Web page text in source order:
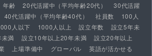
年齢 20代活躍中（平均年齢20代）
30代活躍
40代活躍中（平均年齢40代） 社員数
100人
人以下 1000人以上 設立年数
設立5年未
満 設立10年以上20年未満
設立20年以上
上場準備中 グローバル
英語が活かせる